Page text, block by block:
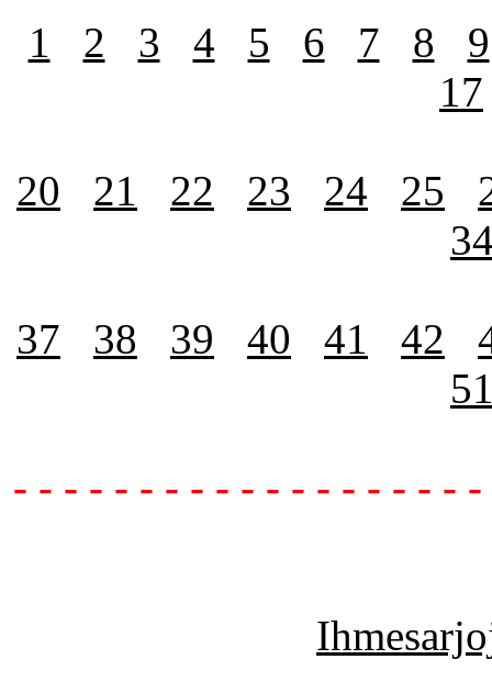
1 2 3 4 5 6 7 8
9
17
20 21 22 23 24 25
37 38 39 40 41 42
- - - - - - - - - - - - - - - - - -